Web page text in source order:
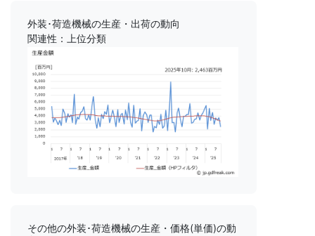
外装･荷造機械の生産・出荷の動向
関連性：上位分類
その他の外装･荷造機械の生産・価格(単価)の動